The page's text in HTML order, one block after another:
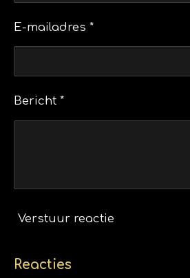
E-mailadres *
Bericht *
Verstuur reactie
Reacties